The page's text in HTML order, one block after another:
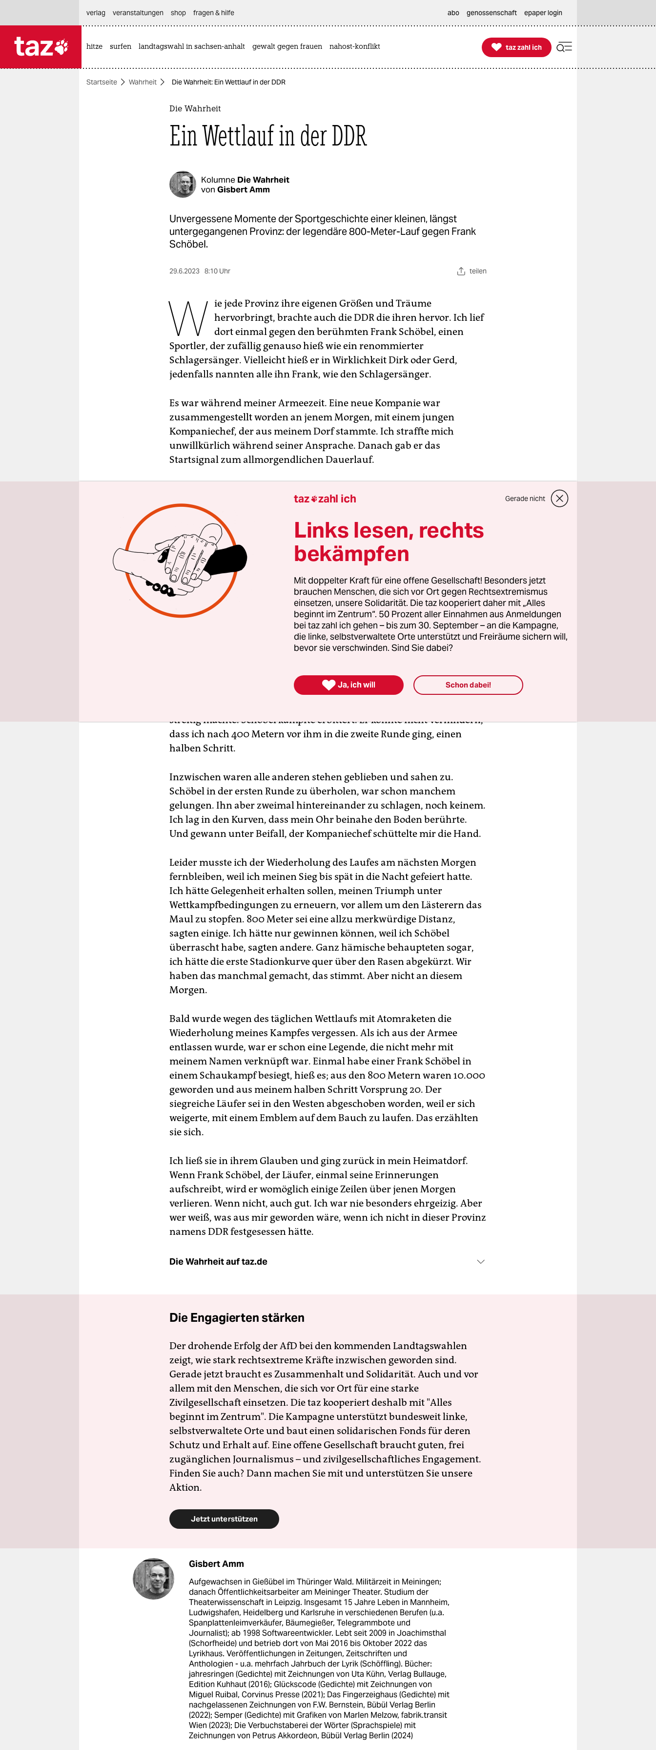
themen
verlag
veranstaltungen shop fragen & hilfe abo genossenschaft epaper login
hitze surfen landtagswahl in sachsen-anhalt gewalt gegen frauen nahost-konflikt 
taz zahl ich
taz zahl ich
Startseite Wahrheit Die Wahrheit: Ein Wettlauf in der DDR
Die Wahrheit
Ein Wettlauf in der DDR
Kolumne Die Wahrheit
von Gisbert Amm
Unvergessene Momente der Sportgeschichte einer kleinen, längst
untergegangenen Provinz: der legendäre 800-Meter-Lauf gegen Frank
Schöbel.
29.6.2023 8:10 Uhr teilen
W ie jede Provinz ihre eigenen Größen und Träume
hervorbringt, brachte auch die DDR die ihren hervor. Ich lief
dort einmal gegen den berühmten Frank Schöbel, einen
Sportler, der zufällig genauso hieß wie ein renommierter
Schlagersänger. Vielleicht hieß er in Wirklichkeit Dirk oder Gerd,
jedenfalls nannten alle ihn Frank, wie den Schlagersänger.
Es war während meiner Armeezeit. Eine neue Kompanie war
zusammengestellt worden an jenem Morgen, mit einem jungen
Kompaniechef, der aus meinem Dorf stammte. Ich straffte mich
unwillkürlich während seiner Ansprache. Danach gab er das
Startsignal zum allmorgendlichen Dauerlauf.
mein Bestes zu geben. Nach einer halben Runde hatte ich Frank
Schöbel erreicht, und der Spieß machte den Kompaniechef darauf
streitig machte. Schöbel kämpfte erbittert. Er konnte nicht verhindern,
dass ich nach 400 Metern vor ihm in die zweite Runde ging, einen
halben Schritt.
Inzwischen waren alle anderen stehen geblieben und sahen zu.
Schöbel in der ersten Runde zu überholen, war schon manchem
gelungen. Ihn aber zweimal hintereinander zu schlagen, noch keinem.
Ich lag in den Kurven, dass mein Ohr beinahe den Boden berührte.
Und gewann unter Beifall, der Kompaniechef schüttelte mir die Hand.
Leider musste ich der Wiederholung des Laufes am nächsten Morgen
fernbleiben, weil ich meinen Sieg bis spät in die Nacht gefeiert hatte.
Ich hätte Gelegenheit erhalten sollen, meinen Triumph unter
Wettkampfbedingungen zu erneuern, vor allem um den Lästerern das
Maul zu stopfen. 800 Meter sei eine allzu merkwürdige Distanz,
sagten einige. Ich hätte nur gewinnen können, weil ich Schöbel
überrascht habe, sagten andere. Ganz hämische behaupteten sogar,
ich hätte die erste Stadionkurve quer über den Rasen abgekürzt. Wir
haben das manchmal gemacht, das stimmt. Aber nicht an diesem
Morgen.
Bald wurde wegen des täglichen Wettlaufs mit Atomraketen die
Wiederholung meines Kampfes vergessen. Als ich aus der Armee
entlassen wurde, war er schon eine Legende, die nicht mehr mit
meinem Namen verknüpft war. Einmal habe einer Frank Schöbel in
einem Schaukampf besiegt, hieß es; aus den 800 Metern waren 10.000
geworden und aus meinem halben Schritt Vorsprung 20. Der
siegreiche Läufer sei in den Westen abgeschoben worden, weil er sich
weigerte, mit einem Emblem auf dem Bauch zu laufen. Das erzählten
sie sich.
Ich ließ sie in ihrem Glauben und ging zurück in mein Heimatdorf.
Wenn Frank Schöbel, der Läufer, einmal seine Erinnerungen
aufschreibt, wird er womöglich einige Zeilen über jenen Morgen
verlieren. Wenn nicht, auch gut. Ich war nie besonders ehrgeizig. Aber
wer weiß, was aus mir geworden wäre, wenn ich nicht in dieser Provinz
namens DDR festgesessen hätte.
Die Wahrheit auf taz.de
Die Engagierten stärken
Der drohende Erfolg der AfD bei den kommenden Landtagswahlen
zeigt, wie stark rechtsextreme Kräfte inzwischen geworden sind.
Gerade jetzt braucht es Zusammenhalt und Solidarität. Auch und vor
allem mit den Menschen, die sich vor Ort für eine starke
Zivilgesellschaft einsetzen. Die taz kooperiert deshalb mit "Alles
beginnt im Zentrum". Die Kampagne unterstützt bundesweit linke,
selbstverwaltete Orte und baut einen solidarischen Fonds für deren
Schutz und Erhalt auf. Eine offene Gesellschaft braucht guten, frei
zugänglichen Journalismus – und zivilgesellschaftliches Engagement.
Finden Sie auch? Dann machen Sie mit und unterstützen Sie unsere
Aktion.
Jetzt unterstützen
Gisbert Amm
Aufgewachsen in Gießübel im Thüringer Wald. Militärzeit in Meiningen;
danach Öffentlichkeitsarbeiter am Meininger Theater. Studium der
Theaterwissenschaft in Leipzig. Insgesamt 15 Jahre Leben in Mannheim,
Ludwigshafen, Heidelberg und Karlsruhe in verschiedenen Berufen (u.a.
Spanplattenleimverkäufer, Bäumegießer, Telegrammbote und
Journalist); ab 1998 Softwareentwickler. Lebt seit 2009 in Joachimsthal
(Schorfheide) und betrieb dort von Mai 2016 bis Oktober 2022 das
Lyrikhaus. Veröffentlichungen in Zeitungen, Zeitschriften und
Anthologien - u.a. mehrfach Jahrbuch der Lyrik (Schöffling). Bücher:
jahresringen (Gedichte) mit Zeichnungen von Uta Kühn, Verlag Bullauge,
Edition Kuhhaut (2016); Glückscode (Gedichte) mit Zeichnungen von
Miguel Ruibal, Corvinus Presse (2021); Das Fingerzeighaus (Gedichte) mit
nachgelassenen Zeichnungen von F.W. Bernstein, Bübül Verlag Berlin
(2022); Semper (Gedichte) mit Grafiken von Marlen Melzow, fabrik.transit
Wien (2023); Die Verbuchstaberei der Wörter (Sprachspiele) mit
Zeichnungen von Petrus Akkordeon, Bübül Verlag Berlin (2024)
taz zahl ich Gerade nicht
Links lesen, rechts
bekämpfen
Mit doppelter Kraft für eine offene Gesellschaft! Besonders jetzt
brauchen Menschen, die sich vor Ort gegen Rechtsextremismus
einsetzen, unsere Solidarität. Die taz kooperiert daher mit „Alles
beginnt im Zentrum“. 50 Prozent aller Einnahmen aus Anmeldungen
bei taz zahl ich gehen – bis zum 30. September – an die Kampagne,
die linke, selbstverwaltete Orte unterstützt und Freiräume sichern will,
bevor sie verschwinden. Sind Sie dabei?
 Ja, ich will Schon dabei!